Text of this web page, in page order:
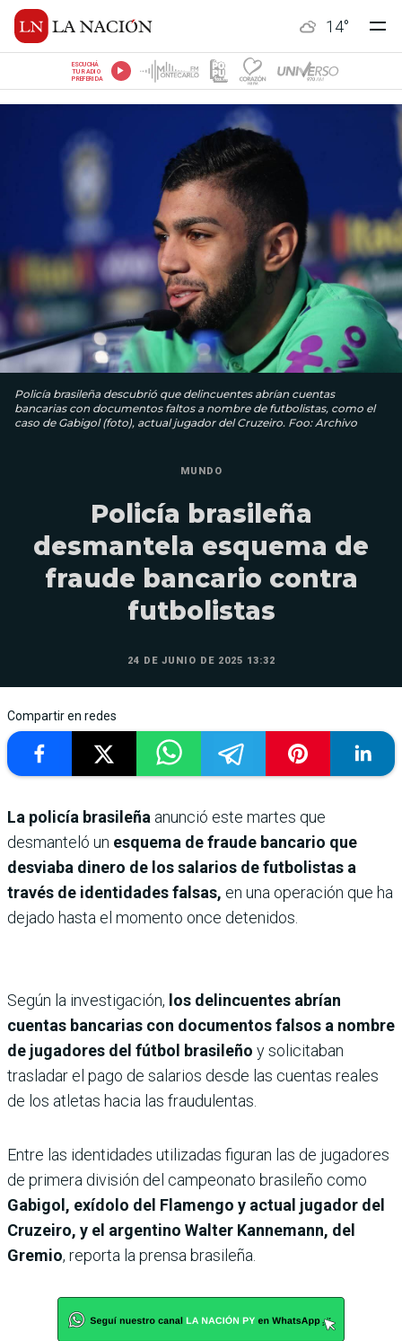
14°
ESCUCHÁ
TU RADIO
PREFERIDA
Policía brasileña descubrió que delincuentes abrían cuentas
bancarias con documentos faltos a nombre de futbolistas, como el
caso de Gabigol (foto), actual jugador del Cruzeiro. Foo: Archivo
MUNDO
Policía brasileña
desmantela esquema de
fraude bancario contra
futbolistas
24 DE JUNIO DE 2025 13:32
Compartir en redes
La policía brasileña anunció este martes que
desmanteló un esquema de fraude bancario que
desviaba dinero de los salarios de futbolistas a
través de identidades falsas, en una operación que ha
dejado hasta el momento once detenidos.
Según la investigación, los delincuentes abrían
cuentas bancarias con documentos falsos a nombre
de jugadores del fútbol brasileño y solicitaban
trasladar el pago de salarios desde las cuentas reales
de los atletas hacia las fraudulentas.
Entre las identidades utilizadas figuran las de jugadores
de primera división del campeonato brasileño como
Gabigol, exídolo del Flamengo y actual jugador del
Cruzeiro, y el argentino Walter Kannemann, del
Gremio, reporta la prensa brasileña.